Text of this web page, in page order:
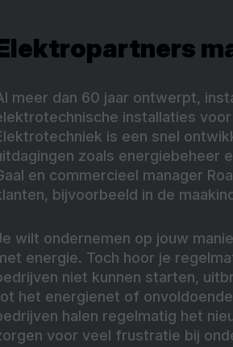
meer dan 60 jaar ontwerpt,
installaties
is een snel
zoals energiebeheer
en commercieel manager
bijvoorbeeld in de
wilt ondernemen op jouw
energie. Toch hoor je
niet kunnen starten,
het energienet of
halen regelmatig het
voor veel frustratie bij